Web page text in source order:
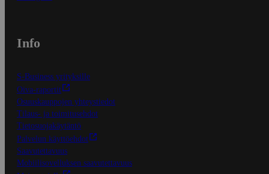
Info
S-Business yrityksille
Oiva-raportit
Osuuskauppojen yhteystiedot
Tilaus- ja toimitusehdot
Tietosuojakäytäntö
Palvelun käyttöehdot
Saavutettavuus
Mobiilisovelluksen saavutettavuus